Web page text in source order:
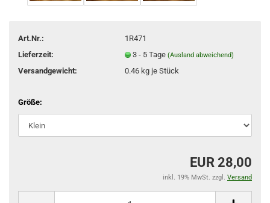
Art.Nr.:
1R471
Lieferzeit:
3 - 5 Tage (Ausland abweichend)
Versandgewicht: 0.46kg je Stück
Größe:
EUR 28,00
inkl. 19% MwSt. zzgl. Versand